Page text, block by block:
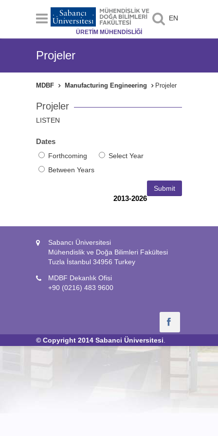
EN
ÜRETİM MÜHENDİSLİĞİ
Projeler
MDBF Manufacturing Engineering Projeler
Projeler
LISTEN
Dates
Forthcoming
Select Year
Between Years
2013-2026
Sabancı Üniversitesi
Mühendislik ve Doğa Bilimleri Fakültesi
Tuzla İstanbul 34956 Turkey
MDBF Dekanlık Ofisi
+90 (0216) 483 9600
© Copyright 2014 Sabanci Üniversitesi